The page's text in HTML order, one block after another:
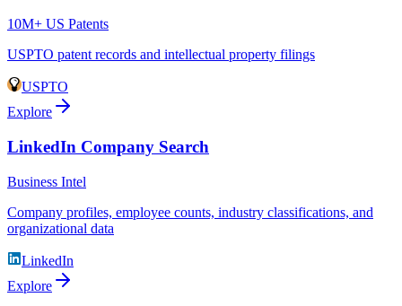
10M+ US Patents
USPTO patent records and intellectual property filings
USPTO
Explore
LinkedIn Company Search
Business Intel
Company profiles, employee counts, industry classifications, and
organizational data
LinkedIn
Explore